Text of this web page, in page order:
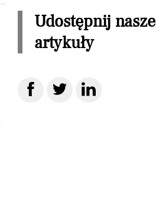
Udostępnij nasze
artykuły